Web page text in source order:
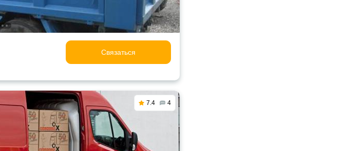
Связаться
7.4 4